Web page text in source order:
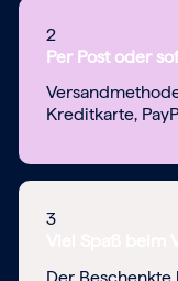
2
Per Post oder
Kreditkarte,
3
Der Beschenkte